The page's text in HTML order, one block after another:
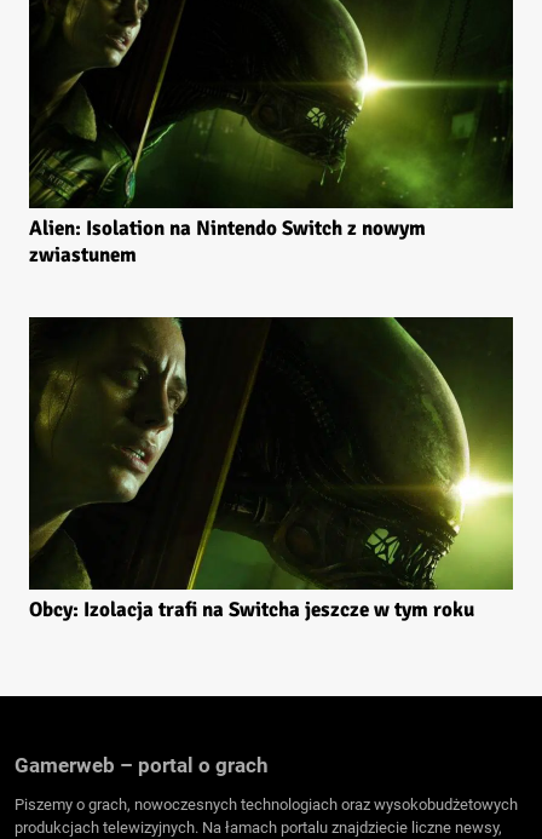
Alien: Isolation na Nintendo Switch z nowym
zwiastunem
Obcy: Izolacja trafi na Switcha jeszcze w tym roku
Gamerweb – portal o grach
Piszemy o grach, nowoczesnych technologiach oraz wysokobudżetowych
produkcjach telewizyjnych. Na łamach portalu znajdziecie liczne newsy,